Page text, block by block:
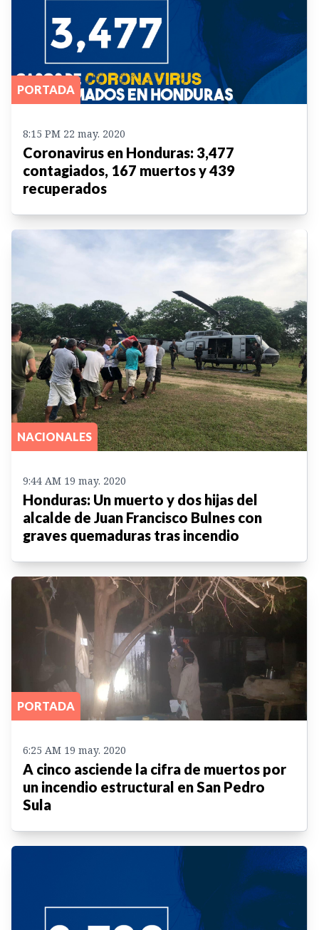
PORTADA
8:15 PM 22 may. 2020
Coronavirus en Honduras: 3,477
contagiados, 167 muertos y 439
recuperados
NACIONALES
9:44 AM 19 may. 2020
Honduras: Un muerto y dos hijas del
alcalde de Juan Francisco Bulnes con
graves quemaduras tras incendio
PORTADA
6:25 AM 19 may. 2020
A cinco asciende la cifra de muertos por
un incendio estructural en San Pedro
Sula